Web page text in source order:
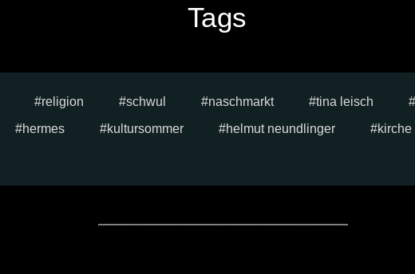
Tags
religion schwul naschmarkt tina leisch
hermes kultursommer helmut neundlinger kirche